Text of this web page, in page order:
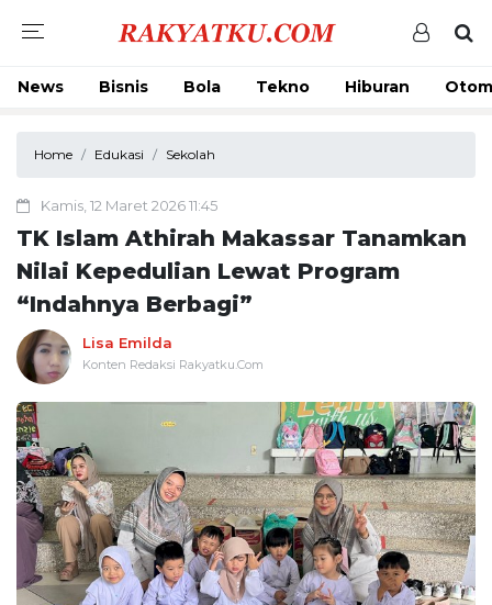
News Bisnis Bola Tekno Hiburan
Home Edukasi Sekolah
Kamis, 12 Maret 2026 11:45
TK Islam Athirah Makassar Tanamkan
Nilai Kepedulian Lewat Program
“Indahnya Berbagi”
Lisa Emilda
Konten Redaksi Rakyatku.Com